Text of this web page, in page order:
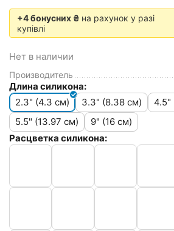
+4 бонусних ₴ на рахунок у разі
купівлі
Нет в наличии
Производитель
Длина силикона:
2.3" (4.3 см)
3.3" (8.38 см)
4.5"
5.5" (13.97 см)
9" (16 см)
Расцветка силикона: